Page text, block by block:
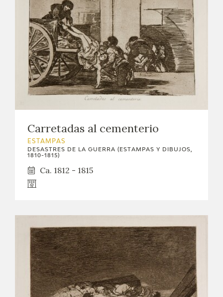
Carretadas al cementerio
ESTAMPAS
DESASTRES DE LA GUERRA (ESTAMPAS Y DIBUJOS,
1810-1815)
Ca. 1812 - 1815